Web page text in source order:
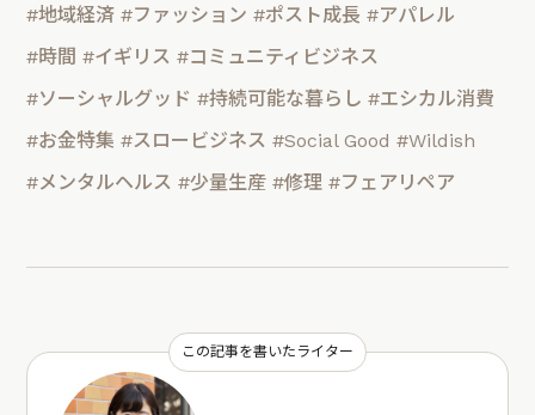
#地域経済 #ファッション #ポスト成長 #アパレル
#時間 #イギリス #コミュニティビジネス
#ソーシャルグッド #持続可能な暮らし #エシカル消費
#お金特集 #スロービジネス #Social Good #Wildish
#メンタルヘルス #少量生産 #修理 #フェアリペア
この記事を書いたライター